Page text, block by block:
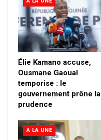
Élie Kamano accuse,
Ousmane Gaoual
temporise : le
gouvernement prône la
prudence
A LA UNE